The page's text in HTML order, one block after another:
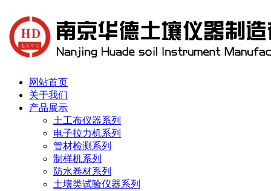
网站首页
关于我们
产品展示
土工布仪器系列
电子拉力机系列
管材检测系列
制样机系列
防水卷材系列
土壤类试验仪器系列